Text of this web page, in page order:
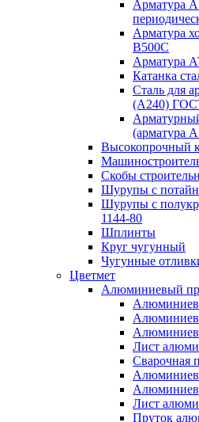
Арматура
Арматура
В500С
Арматура
Катанка
Сталь для
(А240)
(арматура
Высокопрочный
Скобы
Шурупы с
Шурупы с
1144-80
Шплинты
Круг чугунный
Чугунные
Цветмет
Алюминиевый
Лист
Сварочная
Лист
Пруток